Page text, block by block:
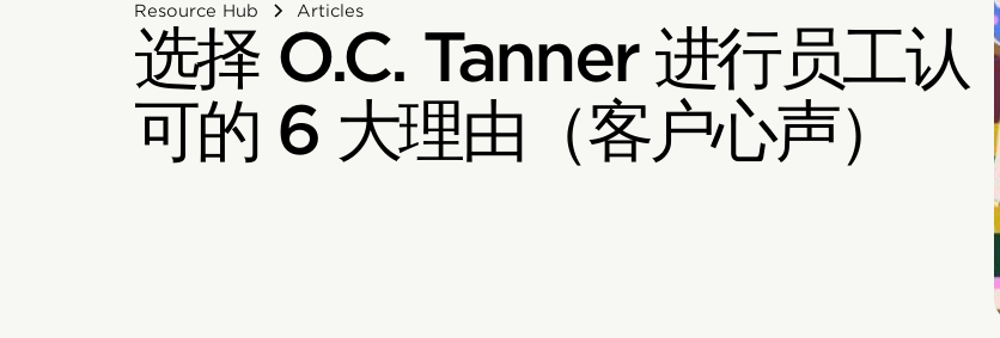
Resource Hub Articles
选择 O.C. Tanner 进行员工认
可的 6 大理由（客户心声）